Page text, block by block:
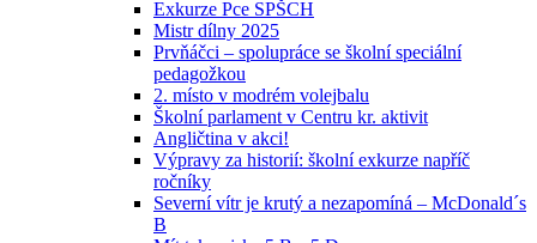
Exkurze Pce SPŠCH
Mistr dílny 2025
Prvňáčci – spolupráce se školní speciální
pedagožkou
2. místo v modrém volejbalu
Školní parlament v Centru kr. aktivit
Angličtina v akci!
Výpravy za historií: školní exkurze napříč
ročníky
Severní vítr je krutý a nezapomíná – McDonald´s
B